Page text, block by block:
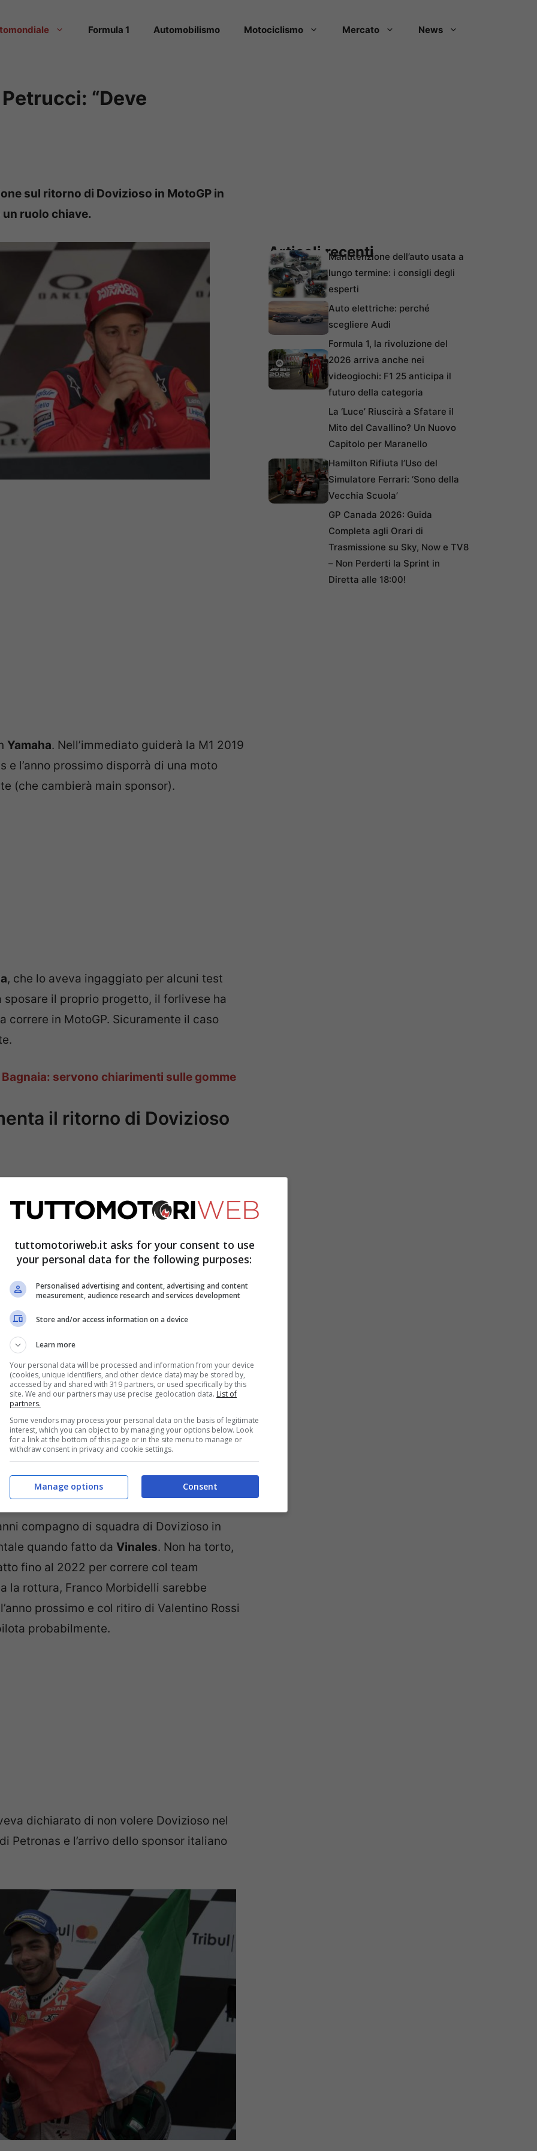
Formula 1 Automobilismo Motociclismo Mercato News
“Deve
sul ritorno di Dovizioso in MotoGP in
un ruolo chiave.
Yamaha. Nell’immediato guiderà la M1 2019
e l’anno prossimo disporrà di una moto
(che cambierà main sponsor).
, che lo aveva ingaggiato per alcuni test
il proprio progetto, il forlivese ha
correre in MotoGP. Sicuramente il caso
servono chiarimenti sulle gomme
il ritorno di Dovizioso
voluta
e non approderà neppure nel
la proposta di
ha avuto modo di commentare
class: «Sono contento per Andrea, torna
giocata da scacchi. Penso che debba
perché altrimenti non credo che
con la Yamaha e penso che farà bene
compagno di squadra di Dovizioso in
quando fatto da Vinales. Non ha torto,
fino al 2022 per correre col team
la rottura, Franco Morbidelli sarebbe
prossimo e col ritiro di Valentino Rossi
probabilmente.
dichiarato di non volere Dovizioso nel
Petronas e l’arrivo dello sponsor italiano
Articoli recentiManutenzione dell’auto usata a
lungo termine: i consigli degli
esperti
Auto elettriche: perché
scegliere Audi
Formula 1, la rivoluzione del
2026 arriva anche nei
videogiochi: F1 25 anticipa il
futuro della categoria
La ‘Luce’ Riuscirà a Sfatare il
Mito del Cavallino? Un Nuovo
Capitolo per Maranello
Hamilton Rifiuta l’Uso del
Simulatore Ferrari: ‘Sono della
Vecchia Scuola’
GP Canada 2026: Guida
Completa agli Orari di
Trasmissione su Sky, Now e TV8
– Non Perderti la Sprint in
Diretta alle 18:00!
tuttomotoriweb.it asks for your consent to use
your personal data for the following purposes:
Personalised advertising and content, advertising and content
measurement, audience research and services development
Store and/or access information on a device
Learn more
Your personal data will be processed and information from your device
(cookies, unique identifiers, and other device data) may be stored by,
accessed by and shared with 319 partners, or used specifically by this
site. We and our partners may use precise geolocation data. List of
partners.
Some vendors may process your personal data on the basis of legitimate
interest, which you can object to by managing your options below. Look
for a link at the bottom of this page or in the site menu to manage or
withdraw consent in privacy and cookie settings.
Consent
Manage options